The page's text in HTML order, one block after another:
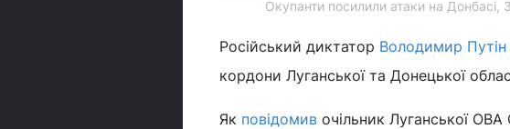
Окупанти посилили атаки на
Російський диктатор Володимир Путін
кордони Луганської та Донецької
Як повідомив очільник Луганської